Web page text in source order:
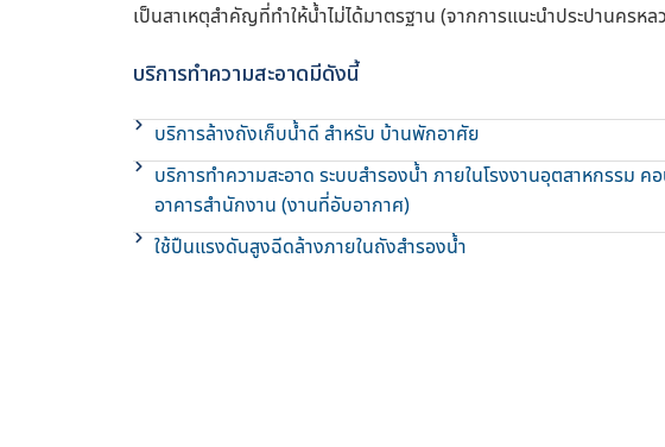
เป็นสาเหตุสำคัญที่ทำให้น้ำไม่ได้มาตรฐาน (จากการแนะนำประปานครหล
บริการทำความสะอาดมีดังนี้
บริการล้างถังเก็บน้ำดี สำหรับ บ้านพักอาศัย
บริการทำความสะอาด ระบบสำรองน้ำ ภายในโรงงานอุตสาหกรรม ค
อาคารสำนักงาน (งานที่อับอากาศ)
ใช้ปืนแรงดันสูงฉีดล้างภายในถังสำรองน้ำ